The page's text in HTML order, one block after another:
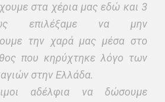
στα χέρια μας εδώ και 3
επιλέξαμε να μην
την χαρά μας μέσα στο
που κηρύχτηκε λόγο των
στην Ελλάδα.
αδέλφια να δώσουμε